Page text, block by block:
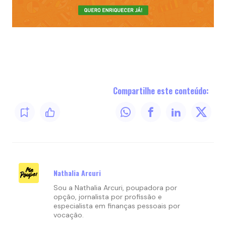
Compartilhe este conteúdo:
Nathalia Arcuri
Sou a Nathalia Arcuri, poupadora por
opção, jornalista por profissão e
especialista em finanças pessoais por
vocação.